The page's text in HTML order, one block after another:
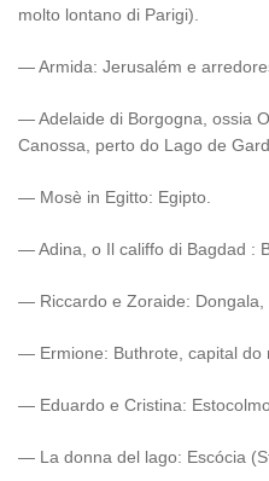
molto lontano di Parigi).
— Armida: Jerusalém e
— Adelaide di Borgogna, ossia
Canossa, perto do Lago de
— Mosè in Egitto: Egipto.
— Adina, o Il califfo di Bagdad :
— Riccardo e Zoraide: Dongala,
— Ermione: Buthrote, capital do
— Eduardo e Cristina:
— La donna del lago: Escócia